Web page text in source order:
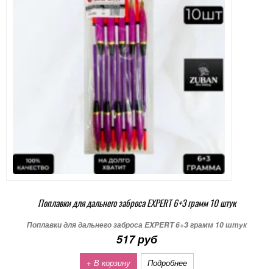
Поплавки для дальнего заброса EXPERT 6+3 грамм 10 штук
Поплавки для дальнего заброса EXPERT 6+3 грамм 10 штук
517 руб
+ В корзину Подробнее